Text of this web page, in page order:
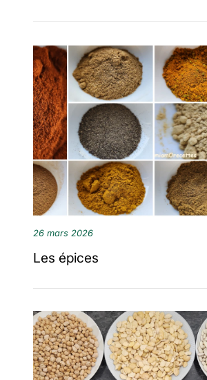
26 mars 2026
Les épices